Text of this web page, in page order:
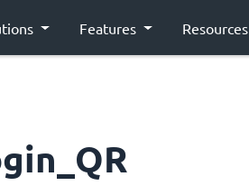
Features Resources